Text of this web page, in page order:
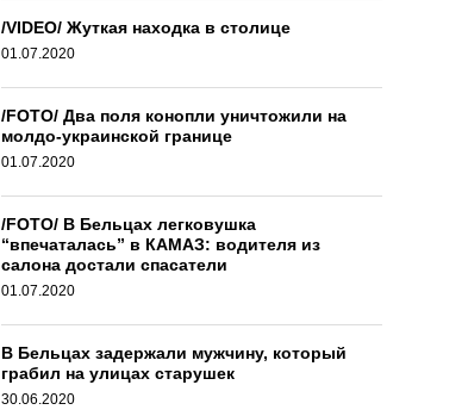
/VIDEO/ Жуткая находка в столице
01.07.2020
/FOTO/ Два поля конопли уничтожили на
молдо-украинской границе
01.07.2020
/FOTO/ В Бельцах легковушка
“впечаталась” в КАМАЗ: водителя из
салона достали спасатели
01.07.2020
В Бельцах задержали мужчину, который
грабил на улицах старушек
30.06.2020